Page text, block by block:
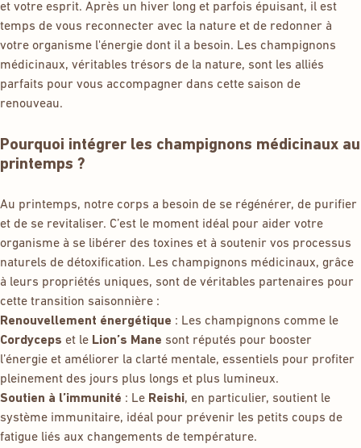
et votre esprit. Après un hiver long et parfois épuisant, il est
temps de vous reconnecter avec la nature et de redonner à
votre organisme l'énergie dont il a besoin. Les champignons
médicinaux, véritables trésors de la nature, sont les alliés
parfaits pour vous accompagner dans cette saison de
renouveau.
Pourquoi intégrer les champignons médicinaux au
printemps ?
Au printemps, notre corps a besoin de se régénérer, de purifier
et de se revitaliser. C’est le moment idéal pour aider votre
organisme à se libérer des toxines et à soutenir vos processus
naturels de détoxification. Les champignons médicinaux, grâce
à leurs propriétés uniques, sont de véritables partenaires pour
cette transition saisonnière :
Renouvellement énergétique : Les champignons comme le
Cordyceps et le Lion’s Mane sont réputés pour booster
l’énergie et améliorer la clarté mentale, essentiels pour profiter
pleinement des jours plus longs et plus lumineux.
Soutien à l’immunité : Le Reishi, en particulier, soutient le
système immunitaire, idéal pour prévenir les petits coups de
fatigue liés aux changements de température.